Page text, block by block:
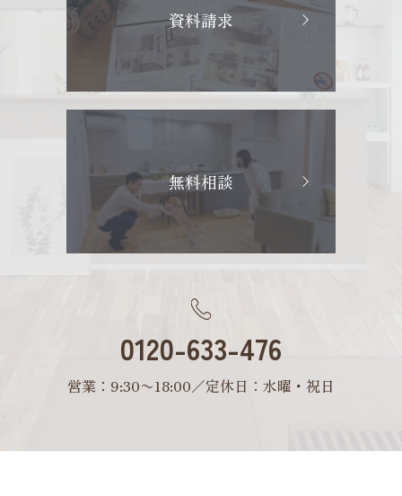
資料請求
無料相談
0120-633-476
営業：9:30〜18:00／定休日：水曜・祝日